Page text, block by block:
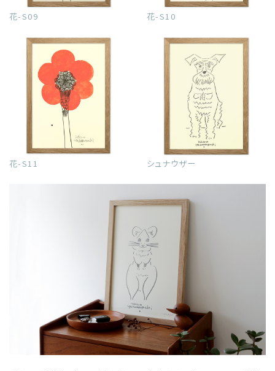
花-S09 花-S10
花-S11 シュナウザー